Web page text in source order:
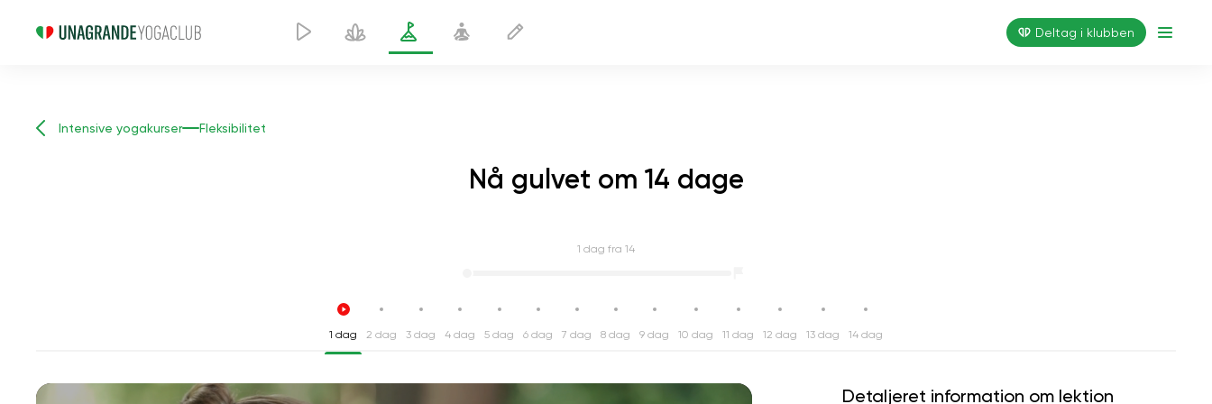
Deltag i klubben
Intensive yogakurser Fleksibilitet
Nå gulvet om 14 dage
1 dag fra 14
1 dag 2 dag 3 dag 4 dag 5 dag 6 dag 7 dag 8 dag 9 dag 10 dag 11 dag 12 dag 13 dag 14 dag
Detaljeret information om lektion